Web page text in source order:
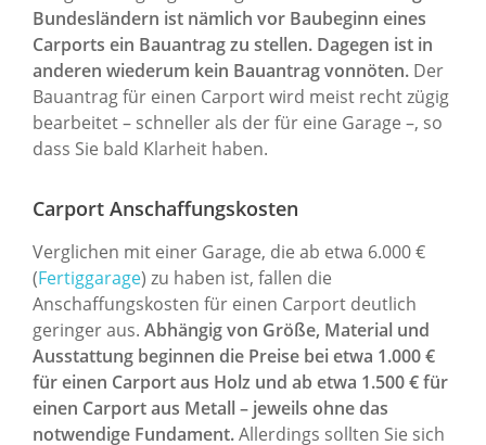
Bundesländern ist nämlich vor Baubeginn eines
Carports ein Bauantrag zu stellen. Dagegen ist in
anderen wiederum kein Bauantrag vonnöten. Der
Bauantrag für einen Carport wird meist recht zügig
bearbeitet – schneller als der für eine Garage –, so
dass Sie bald Klarheit haben.
Carport Anschaffungskosten
Verglichen mit einer Garage, die ab etwa 6.000 €
(Fertiggarage) zu haben ist, fallen die
Anschaffungskosten für einen Carport deutlich
geringer aus. Abhängig von Größe, Material und
Ausstattung beginnen die Preise bei etwa 1.000 €
für einen Carport aus Holz und ab etwa 1.500 € für
einen Carport aus Metall – jeweils ohne das
notwendige Fundament.Allerdings sollten Sie sich